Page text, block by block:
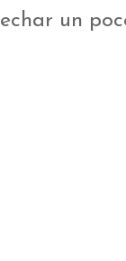
echar un